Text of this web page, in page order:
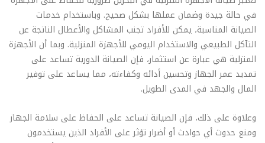
في حالة جيدة وضمان عملها بشكل صحيح. وباستخدام خدمات
الصيانة المناسبة، يمكن للأفراد تجنب المشاكل والأعطال الناتجة عن
التآكل الطبيعي والاستخدام اليومي للأجهزة المنزلية. وبما أن الأجهزة
المنزلية هي عبارة عن استثمار، فإن الصيانة الدورية تساعد على
تمديد عمر الجهاز وتحسين أدائه وكفاءته، مما يساعد على توفير
المال والجهد في المدى الطويل.
وعلاوة على ذلك، فإن الصيانة تساعد على الحفاظ على سلامة الجهاز
ومنع حدوث أي حوادث أو أضرار تؤثر على الأفراد الذين يستخدمون